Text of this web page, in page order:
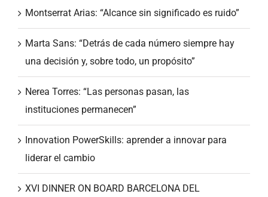
Montserrat Arias: “Alcance sin significado es ruido”
Marta Sans: “Detrás de cada número siempre hay
una decisión y, sobre todo, un propósito”
Nerea Torres: “Las personas pasan, las
instituciones permanecen”
Innovation PowerSkills: aprender a innovar para
liderar el cambio
XVI DINNER ON BOARD BARCELONA DEL